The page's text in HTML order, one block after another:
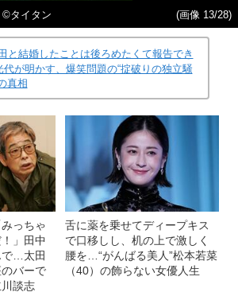
タイタン (画像 13/28)
田と結婚したことは後ろめたくて報告でき
代が明かす、爆笑問題の“掟破りの独立騒
真相
みっちゃ
」田中
で…太田
バーで
談志
舌に薬を乗せてディープキス
で口移しし、机の上で激しく
腰を…“がんばる美人”松本若菜
（40）の飾らない女優人生